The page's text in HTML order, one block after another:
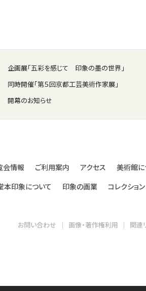
企画展「五彩を感じて 印象の墨の世界」
同時開催「第５回京都工芸美術作家展」
開幕のお知らせ
会情報 ご利用案内 アクセス 美術館に
本印象について
印象の画業 コレクション
お問い合わせ 画像・著作権利用 関連